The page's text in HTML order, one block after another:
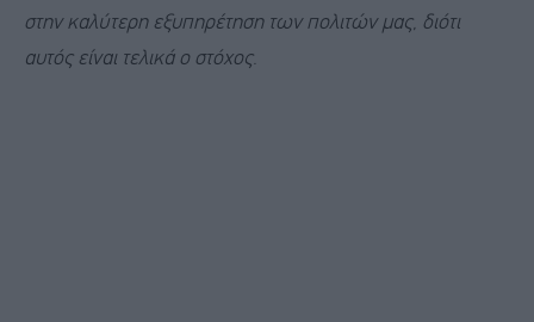
στην καλύτερη εξυπηρέτηση των πολιτών μας, διότι
αυτός είναι τελικά ο στόχος.